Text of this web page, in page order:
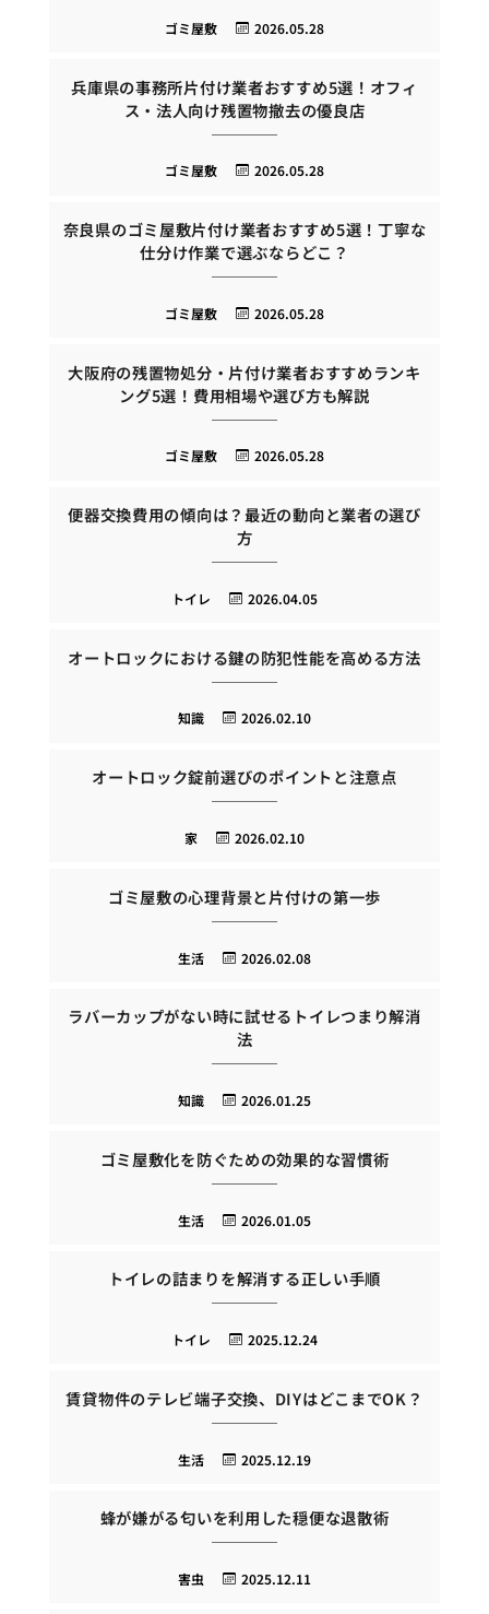
2026.05.28
ゴミ屋敷
兵庫県の事務所片付け業者おすすめ5選！オフィ
ス・法人向け残置物撤去の優良店
2026.05.28
ゴミ屋敷
奈良県のゴミ屋敷片付け業者おすすめ5選！丁寧な
仕分け作業で選ぶならどこ？
2026.05.28
ゴミ屋敷
大阪府の残置物処分・片付け業者おすすめランキ
ング5選！費用相場や選び方も解説
2026.05.28
ゴミ屋敷
便器交換費用の傾向は？最近の動向と業者の選び
方
2026.04.05
トイレ
オートロックにおける鍵の防犯性能を高める方法
2026.02.10
知識
オートロック錠前選びのポイントと注意点
2026.02.10
家
ゴミ屋敷の心理背景と片付けの第一歩
2026.02.08
生活
ラバーカップがない時に試せるトイレつまり解消
法
2026.01.25
知識
ゴミ屋敷化を防ぐための効果的な習慣術
2026.01.05
生活
トイレの詰まりを解消する正しい手順
2025.12.24
トイレ
賃貸物件のテレビ端子交換、DIYはどこまでOK？
2025.12.19
生活
蜂が嫌がる匂いを利用した穏便な退散術
2025.12.11
害虫